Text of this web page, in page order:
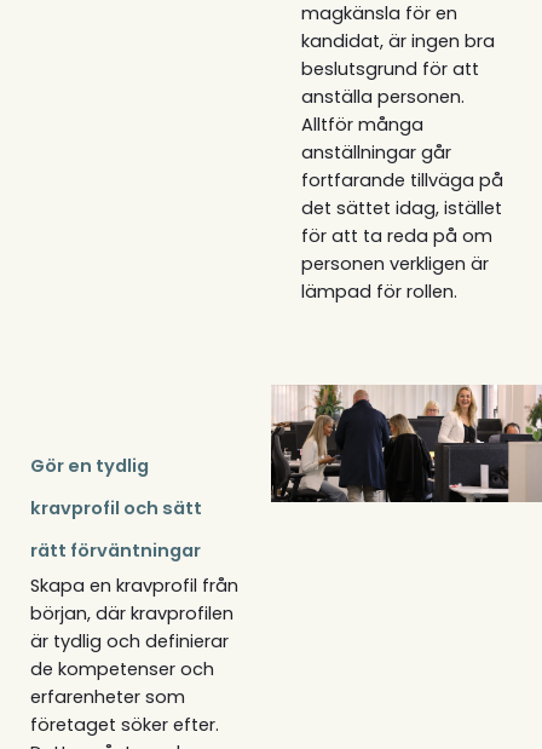
magkänsla för en
kandidat, är ingen bra
beslutsgrund för att
anställa personen.
Alltför många
anställningar går
fortfarande tillväga på
det sättet idag, istället
för att ta reda på om
personen verkligen är
lämpad för rollen.‍
Gör en tydlig
kravprofil och sätt
rätt förväntningar
Skapa en kravprofil från
början, där kravprofilen
är tydlig och definierar
de kompetenser och
erfarenheter som
företaget söker efter.